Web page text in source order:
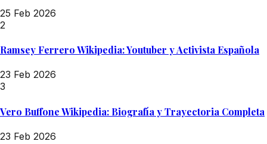
25 Feb 2026
2
Ramsey Ferrero Wikipedia: Youtuber y Activista Española
23 Feb 2026
3
Vero Buffone Wikipedia: Biografía y Trayectoria Completa
23 Feb 2026